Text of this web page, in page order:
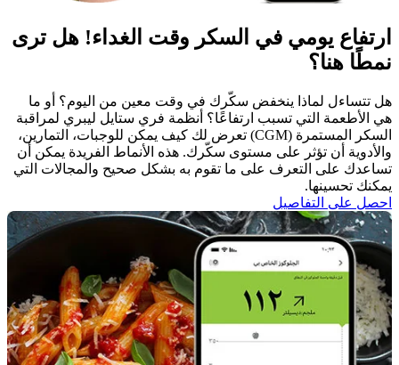
ارتفاع يومي في السكر وقت الغداء! هل ترى
نمطًا هنا؟
هل تتساءل لماذا ينخفض سكّرك في وقت معين من اليوم؟ أو ما
هي الأطعمة التي تسبب ارتفاعًا؟ أنظمة فري ستايل ليبري لمراقبة
السكر المستمرة (CGM) تعرض لك كيف يمكن للوجبات، التمارين،
والأدوية أن تؤثر على مستوى سكّرك. هذه الأنماط الفريدة يمكن أن
تساعدك على التعرف على ما تقوم به بشكل صحيح والمجالات التي
يمكنك تحسينها.
احصل على التفاصيل